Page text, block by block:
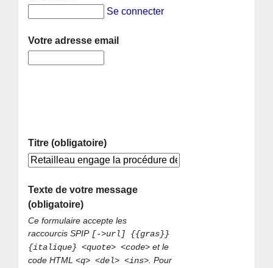
Se connecter
Votre adresse email
Titre (obligatoire)
Texte de votre message
(obligatoire)
Ce formulaire accepte les
raccourcis SPIP [->url] {{gras}}
{italique} <quote> <code> et le
code HTML<q> <del> <ins> . Pour